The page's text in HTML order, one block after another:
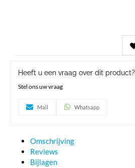
Heeft u een vraag over dit product?
Stel ons uw vraag
Mail Whatsapp
Omschrijving
Reviews
Bijlagen